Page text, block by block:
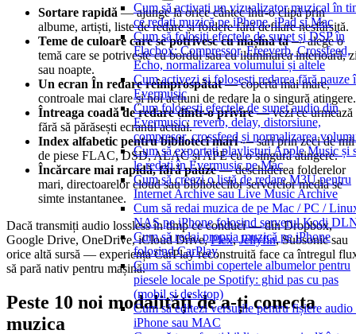
Cum să activați un vizualizator muzical în
ce redați muzică pe iPhone, iPad și Mac
Cum să folosiți efectele de sunet și DSP în
Flacbox: Compressor, Freeverb, Crossfeed,
Echo, normalizarea volumului și altele
Cum activezi și folosești redarea fără pauze
Evermusic
Cum folosești efectele de sunet audio din
Evermusic: reverb, delay, distorsiune,
compresor, crossfeed și normalizarea
Cum să exportați playlisturi Apple Music și
le redați în Evermusic pe Mac
Cum să creezi o listă de redare M3U pentru
Internet Archive sau Live Music Archive
Cum să redai muzica de pe Mac / PC /
NAS pe iPhone folosind serverul Kodi
Cum să redai propria muzică pe iPhone
folosind CarPlay
Cum să schimbi copertele albumelor pentru
piesele locale pe Spotify: ghid pas cu pas
(mobil și desktop)
Cum să editezi versurile pentru fișiere audio
iPhone sau MAC
Sortare rapidă — ajunge la orice cântec într-o clipă prin
albume, artiști, liste de redare și foldere fără defilare nesfârșită.
Teme de culoare care se potrivesc cu mașina ta— alege o
temă care se potrivește cu bordul sau cu iluminarea interioară,
sau noapte.
Un ecran În redare reîmprospătat— copertă mai mare,
controale mai clare și noi acțiuni de redare la o singură atingere.
Întreaga coadă de redare dintr-o privire— vezi ce urmează
fără să părăsești ecranul actual.
Index alfabetic pentru biblioteci mari— sari prin zeci de mii
de piese FLAC, DSD, ALAC și APE cu o singură atingere.
Încărcare mai rapidă, fără pauze— deschiderea folderelor
mari, directoarelor cloud sau bibliotecilor serverelor media se
simte instantanee.
Dacă transmiți audio lossless în timp ce conduci — din Dropbox,
Google Drive, OneDrive, iCloud Drive,Plex,Jellyfin, Subsonic sau
orice altă sursă — experiența CarPlay reconstruită face ca întregul
să pară nativ pentru mașină.
Peste 10 noi modalități de a-ți conecta
muzica